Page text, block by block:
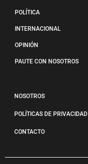
POLÍTICA
INTERNACIONAL
OPINIÓN
PAUTE CON NOSOTROS
NOSOTROS
POLÍTICAS DE PRIVACIDAD
CONTACTO